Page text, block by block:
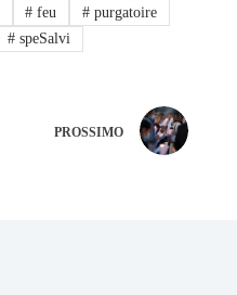
# feu # purgatoire
# speSalvi
PROSSIMO